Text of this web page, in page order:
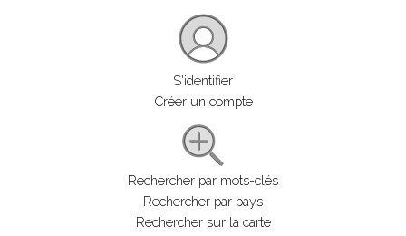
S'identifier
Créer un compte
Rechercher par mots-clés
Rechercher par pays
Rechercher sur la carte